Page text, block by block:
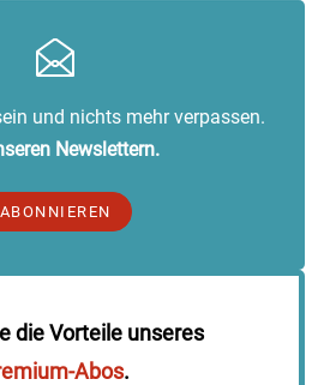
und nichts mehr verpassen.
Newslettern.
ABONNIEREN
die Vorteile unseres
Abos.